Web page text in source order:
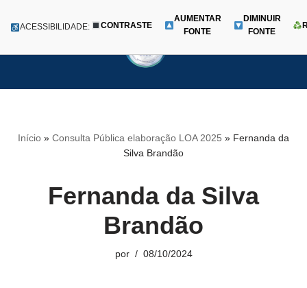
para
Menu
ACESSIBILIDADE: CONTRASTE
AUMENTAR
FONTE
DIMINUIR
FONTE
Início » Consulta Pública elaboração LOA 2025 » Fernanda da
Silva Brandão
Fernanda da Silva
Brandão
por 08/10/2024